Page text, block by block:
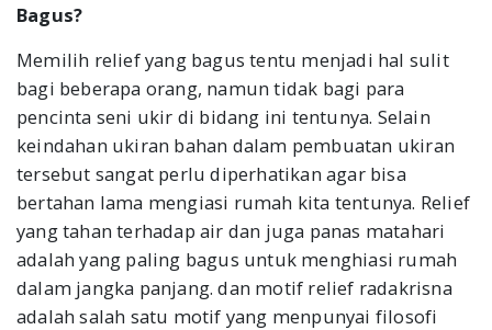
Bagus?
Memilih relief yang bagus tentu menjadi hal sulit
bagi beberapa orang, namun tidak bagi para
pencinta seni ukir di bidang ini tentunya. Selain
keindahan ukiran bahan dalam pembuatan ukiran
tersebut sangat perlu diperhatikan agar bisa
bertahan lama mengiasi rumah kita tentunya. Relief
yang tahan terhadap air dan juga panas matahari
adalah yang paling bagus untuk menghiasi rumah
dalam jangka panjang. dan motif relief radakrisna
adalah salah satu motif yang menpunyai filosofi